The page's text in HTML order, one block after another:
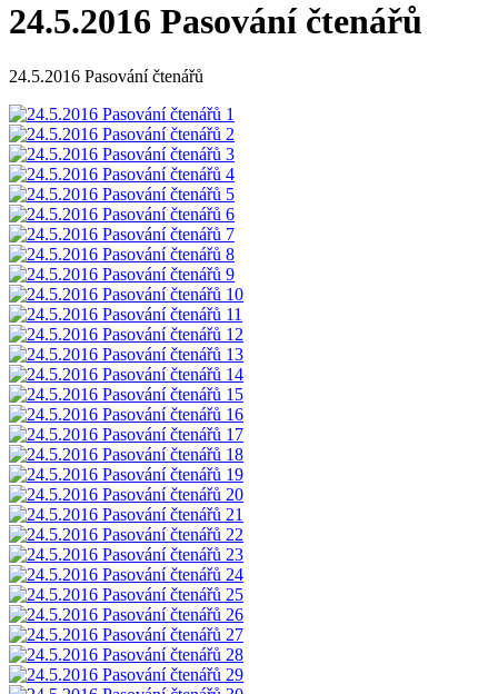
24.5.2016 Pasování čtenářů
24.5.2016 Pasování čtenářů